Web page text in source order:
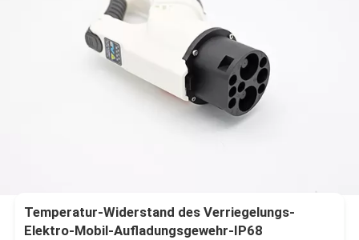
Temperatur-Widerstand des Verriegelungs-
Elektro-Mobil-Aufladungsgewehr-IP68